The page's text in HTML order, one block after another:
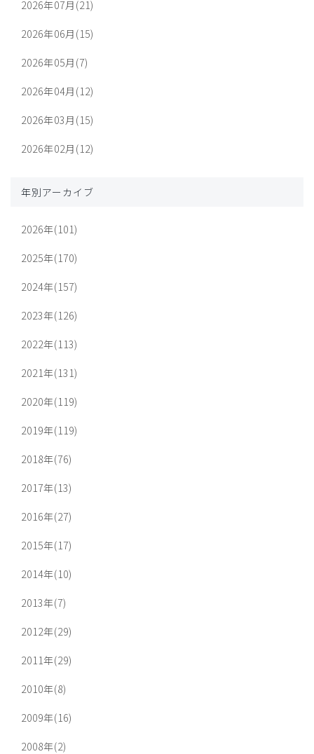
2026年07月(21)
2026年06月(15)
2026年05月(7)
2026年04月(12)
2026年03月(15)
2026年02月(12)
年別アーカイブ
2026年(101)
2025年(170)
2024年(157)
2023年(126)
2022年(113)
2021年(131)
2020年(119)
2019年(119)
2018年(76)
2017年(13)
2016年(27)
2015年(17)
2014年(10)
2013年(7)
2012年(29)
2011年(29)
2010年(8)
2009年(16)
2008年(2)